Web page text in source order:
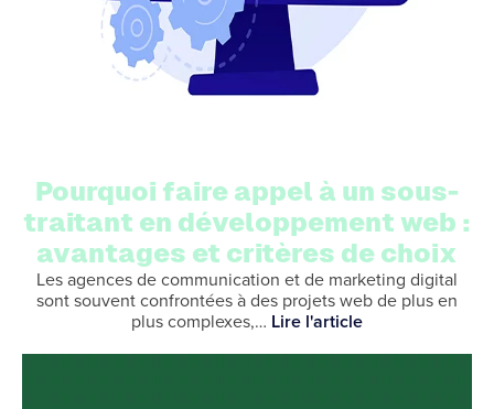
Pourquoi faire appel à un sous-
traitant en développement web :
avantages et critères de choix
Les agences de communication et de marketing digital
sont souvent confrontées à des projets web de plus en
plus complexes,… Lire l'article